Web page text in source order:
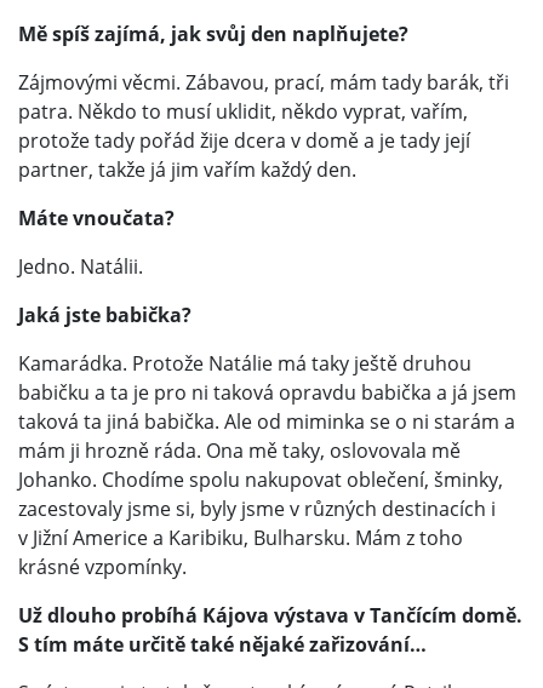
Mě spíš zajímá, jak svůj den naplňujete?
Zájmovými věcmi. Zábavou, prací, mám tady barák, tři
patra. Někdo to musí uklidit, někdo vyprat, vařím,
protože tady pořád žije dcera v domě a je tady její
partner, takže já jim vařím každý den.
Máte vnoučata?
Jedno. Natálii.
Jaká jste babička?
Kamarádka. Protože Natálie má taky ještě druhou
babičku a ta je pro ni taková opravdu babička a já jsem
taková ta jiná babička. Ale od miminka se o ni starám a
mám ji hrozně ráda. Ona mě taky, oslovovala mě
Johanko. Chodíme spolu nakupovat oblečení, šminky,
zacestovaly jsme si, byly jsme v různých destinacích i
v Jižní Americe a Karibiku, Bulharsku. Mám z toho
krásné vzpomínky.
Už dlouho probíhá Kájova výstava v Tančícím domě.
S tím máte určitě také nějaké zařizování…